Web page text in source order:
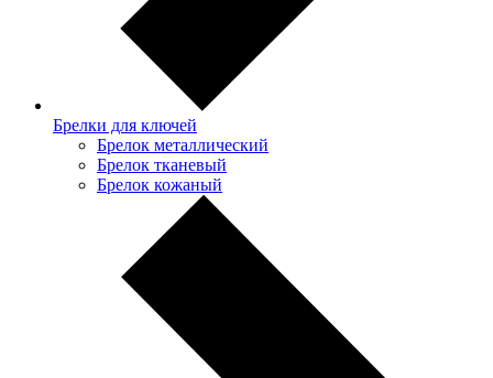
Брелки для ключей
Брелок металлический
Брелок тканевый
Брелок кожаный